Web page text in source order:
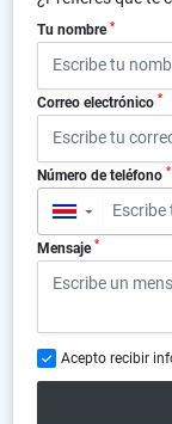
Tu nombre *
Correo electrónico *
Número de teléfono *
▼
Mensaje *
Acepto recibir